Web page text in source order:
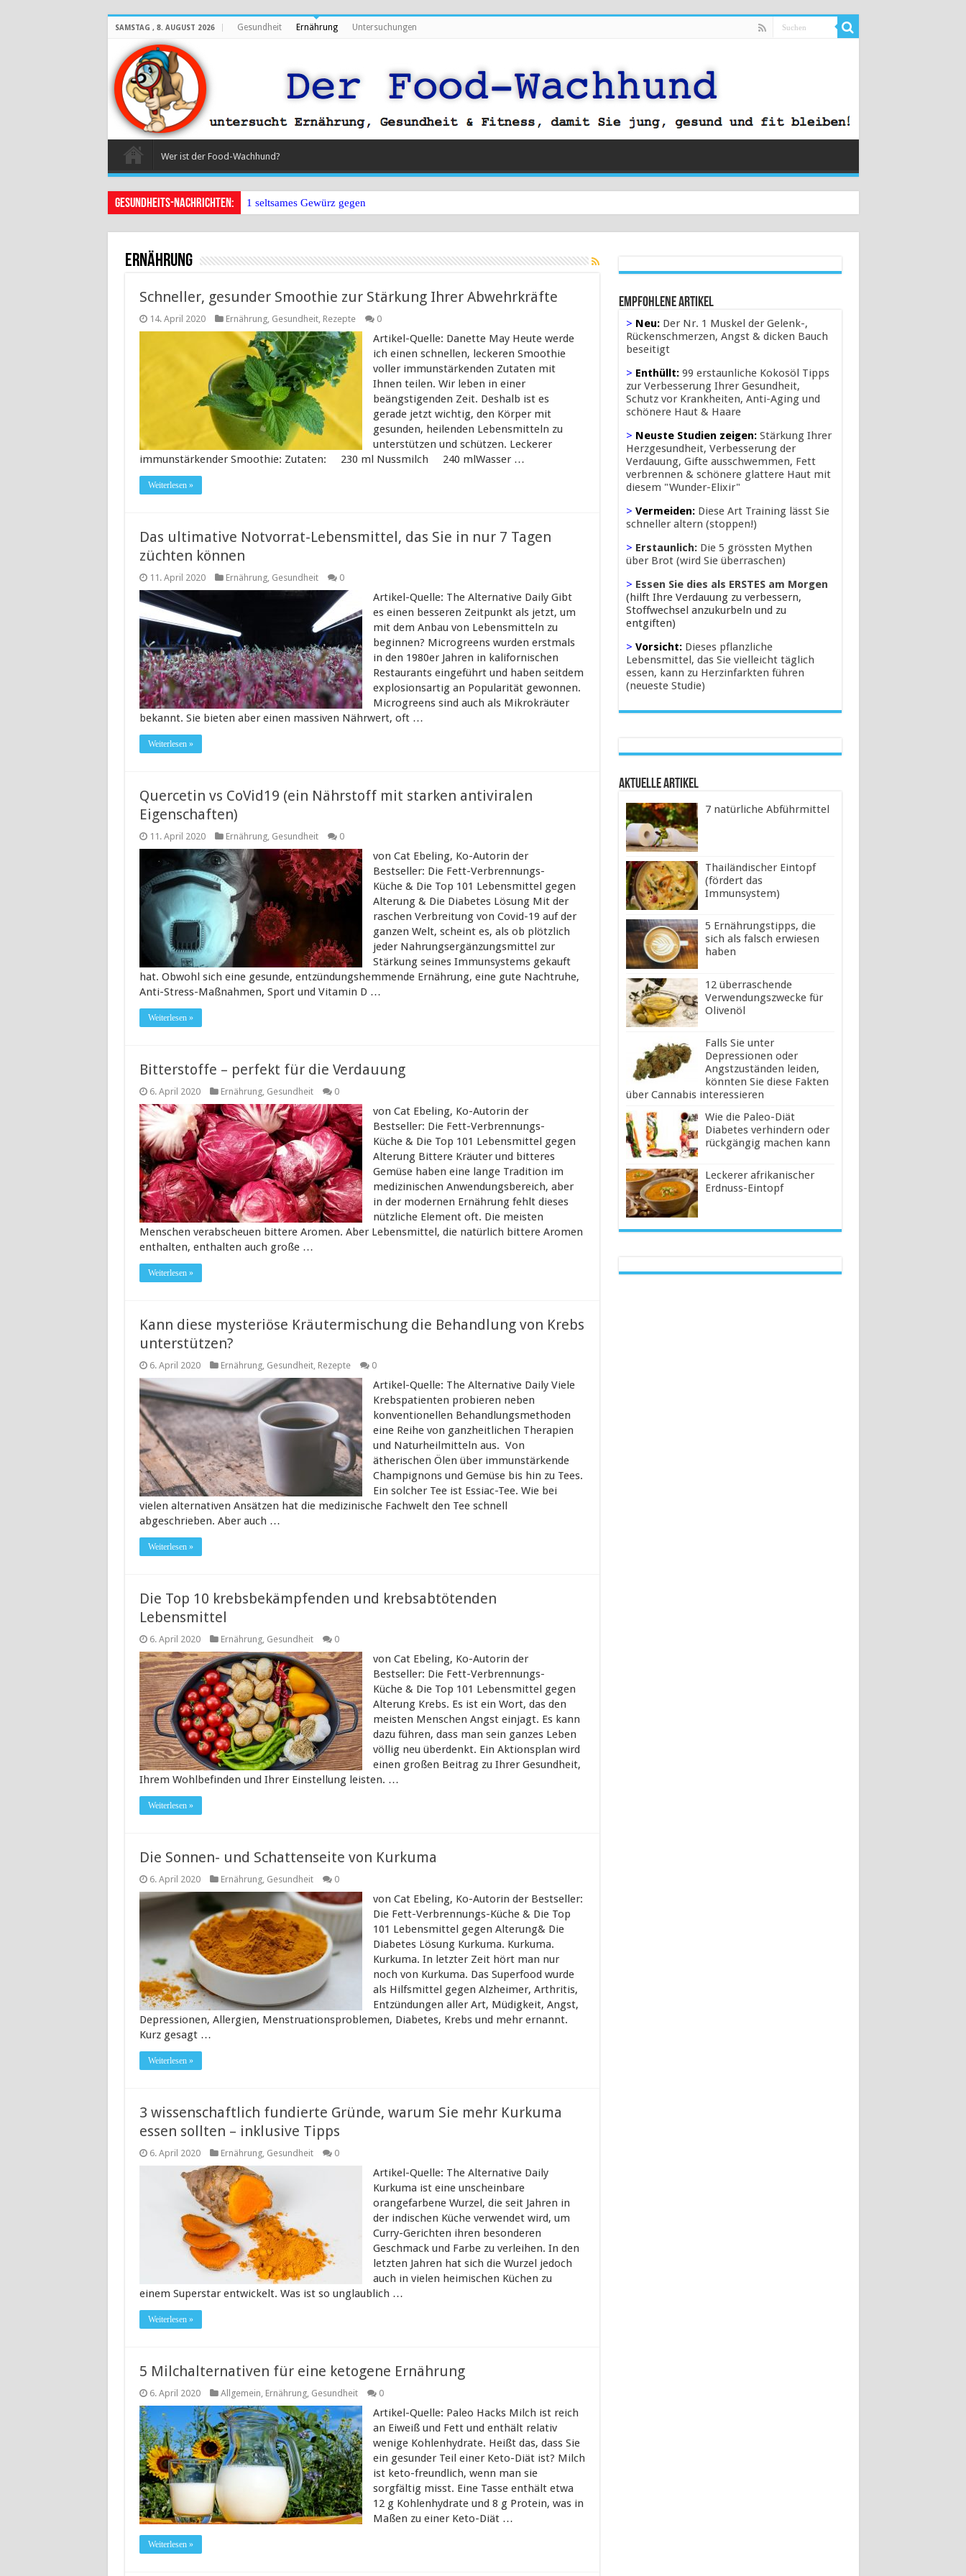
SAMSTAG , 8. AUGUST 2026 Gesundheit Ernährung Untersuchungen
Wer ist der Food-Wachhund?
Gesundheits-Nachrichten: 1 seltsames Gewürz gegen Bauchfett?
Ernährung
Schneller, gesunder Smoothie zur Stärkung Ihrer Abwehrkräfte
14. April 2020 Ernährung, Gesundheit, Rezepte 0
Artikel-Quelle: Danette May Heute werde
ich einen schnellen, leckeren Smoothie
voller immunstärkenden Zutaten mit
Ihnen teilen. Wir leben in einer
beängstigenden Zeit. Deshalb ist es
gerade jetzt wichtig, den Körper mit
gesunden, heilenden Lebensmitteln zu
unterstützen und schützen. Leckerer
immunstärkender Smoothie: Zutaten: 230 ml Nussmilch 240 mlWasser …
Weiterlesen »
Das ultimative Notvorrat-Lebensmittel, das Sie in nur 7 Tagen
züchten können
11. April 2020 Ernährung, Gesundheit 0
Artikel-Quelle: The Alternative Daily Gibt
es einen besseren Zeitpunkt als jetzt, um
mit dem Anbau von Lebensmitteln zu
beginnen? Microgreens wurden erstmals
in den 1980er Jahren in kalifornischen
Restaurants eingeführt und haben seitdem
explosionsartig an Popularität gewonnen.
Microgreens sind auch als Mikrokräuter
bekannt. Sie bieten aber einen massiven Nährwert, oft …
Weiterlesen »
Quercetin vs CoVid19 (ein Nährstoff mit starken antiviralen
Eigenschaften)
11. April 2020 Ernährung, Gesundheit 0
von Cat Ebeling, Ko-Autorin der
Bestseller: Die Fett-Verbrennungs-
Küche & Die Top 101 Lebensmittel gegen
Alterung & Die Diabetes Lösung Mit der
raschen Verbreitung von Covid-19 auf der
ganzen Welt, scheint es, als ob plötzlich
jeder Nahrungsergänzungsmittel zur
Stärkung seines Immunsystems gekauft
hat. Obwohl sich eine gesunde, entzündungshemmende Ernährung, eine gute Nachtruhe,
Anti-Stress-Maßnahmen, Sport und Vitamin D …
Weiterlesen »
Bitterstoffe – perfekt für die Verdauung
6. April 2020 Ernährung, Gesundheit 0
von Cat Ebeling, Ko-Autorin der
Bestseller: Die Fett-Verbrennungs-
Küche & Die Top 101 Lebensmittel gegen
Alterung Bittere Kräuter und bitteres
Gemüse haben eine lange Tradition im
medizinischen Anwendungsbereich, aber
in der modernen Ernährung fehlt dieses
nützliche Element oft. Die meisten
Menschen verabscheuen bittere Aromen. Aber Lebensmittel, die natürlich bittere Aromen
enthalten, enthalten auch große …
Weiterlesen »
Kann diese mysteriöse Kräutermischung die Behandlung von Krebs
unterstützen?
6. April 2020 Ernährung, Gesundheit, Rezepte 0
Artikel-Quelle: The Alternative Daily Viele
Krebspatienten probieren neben
konventionellen Behandlungsmethoden
eine Reihe von ganzheitlichen Therapien
und Naturheilmitteln aus. Von
ätherischen Ölen über immunstärkende
Champignons und Gemüse bis hin zu Tees.
Ein solcher Tee ist Essiac-Tee. Wie bei
vielen alternativen Ansätzen hat die medizinische Fachwelt den Tee schnell
abgeschrieben. Aber auch …
Weiterlesen »
Die Top 10 krebsbekämpfenden und krebsabtötenden
Lebensmittel
6. April 2020 Ernährung, Gesundheit 0
von Cat Ebeling, Ko-Autorin der
Bestseller: Die Fett-Verbrennungs-
Küche & Die Top 101 Lebensmittel gegen
Alterung Krebs. Es ist ein Wort, das den
meisten Menschen Angst einjagt. Es kann
dazu führen, dass man sein ganzes Leben
völlig neu überdenkt. Ein Aktionsplan wird
einen großen Beitrag zu Ihrer Gesundheit,
Ihrem Wohlbefinden und Ihrer Einstellung leisten. …
Weiterlesen »
Die Sonnen- und Schattenseite von Kurkuma
6. April 2020 Ernährung, Gesundheit 0
von Cat Ebeling, Ko-Autorin der Bestseller:
Die Fett-Verbrennungs-Küche & Die Top
101 Lebensmittel gegen Alterung& Die
Diabetes Lösung Kurkuma. Kurkuma.
Kurkuma. In letzter Zeit hört man nur
noch von Kurkuma. Das Superfood wurde
als Hilfsmittel gegen Alzheimer, Arthritis,
Entzündungen aller Art, Müdigkeit, Angst,
Depressionen, Allergien, Menstruationsproblemen, Diabetes, Krebs und mehr ernannt.
Kurz gesagt …
Weiterlesen »
3 wissenschaftlich fundierte Gründe, warum Sie mehr Kurkuma
essen sollten – inklusive Tipps
6. April 2020 Ernährung, Gesundheit 0
Artikel-Quelle: The Alternative Daily
Kurkuma ist eine unscheinbare
orangefarbene Wurzel, die seit Jahren in
der indischen Küche verwendet wird, um
Curry-Gerichten ihren besonderen
Geschmack und Farbe zu verleihen. In den
letzten Jahren hat sich die Wurzel jedoch
auch in vielen heimischen Küchen zu
einem Superstar entwickelt. Was ist so unglaublich …
Weiterlesen »
5 Milchalternativen für eine ketogene Ernährung
6. April 2020 Allgemein, Ernährung, Gesundheit 0
Artikel-Quelle: Paleo Hacks Milch ist reich
an Eiweiß und Fett und enthält relativ
wenige Kohlenhydrate. Heißt das, dass Sie
ein gesunder Teil einer Keto-Diät ist? Milch
ist keto-freundlich, wenn man sie
sorgfältig misst. Eine Tasse enthält etwa
12 g Kohlenhydrate und 8 g Protein, was in
Maßen zu einer Keto-Diät …
Weiterlesen »
Empfohlene Artikel
> Neu: Der Nr. 1 Muskel der Gelenk-,
Rückenschmerzen, Angst & dicken Bauch
beseitigt
> Enthüllt: 99 erstaunliche Kokosöl Tipps
zur Verbesserung Ihrer Gesundheit,
Schutz vor Krankheiten, Anti-Aging und
schönere Haut & Haare
> Neuste Studien zeigen: Stärkung Ihrer
Herzgesundheit, Verbesserung der
Verdauung, Gifte ausschwemmen, Fett
verbrennen & schönere glattere Haut mit
diesem "Wunder-Elixir"
> Vermeiden: Diese Art Training lässt Sie
schneller altern (stoppen!)
> Erstaunlich: Die 5 grössten Mythen
über Brot (wird Sie überraschen)
> Essen Sie dies als ERSTES am Morgen
(hilft Ihre Verdauung zu verbessern,
Stoffwechsel anzukurbeln und zu
entgiften)
> Vorsicht: Dieses pflanzliche
Lebensmittel, das Sie vielleicht täglich
essen, kann zu Herzinfarkten führen
(neueste Studie)
Aktuelle Artikel
7 natürliche Abführmittel
Thailändischer Eintopf
(fördert das
Immunsystem)
5 Ernährungstipps, die
sich als falsch erwiesen
haben
12 überraschende
Verwendungszwecke für
Olivenöl
Falls Sie unter
Depressionen oder
Angstzuständen leiden,
könnten Sie diese Fakten
über Cannabis interessieren
Wie die Paleo-Diät
Diabetes verhindern oder
rückgängig machen kann
Leckerer afrikanischer
Erdnuss-Eintopf